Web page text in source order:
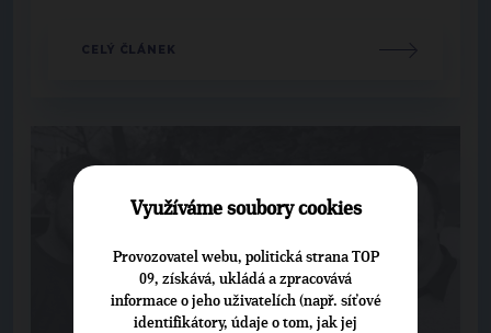
CELÝ ČLÁNEK
Využíváme soubory cookies
Provozovatel webu, politická strana TOP
09, získává, ukládá a zpracovává
informace o jeho uživatelích (např. síťové
identifikátory, údaje o tom, jak jej